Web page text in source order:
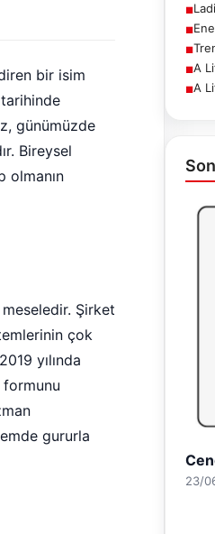
bir isim
günümüzde
Bireysel
olmanın
Şirket
çok
yılında
formunu
gururla
■
■
■
■A
■A
26/